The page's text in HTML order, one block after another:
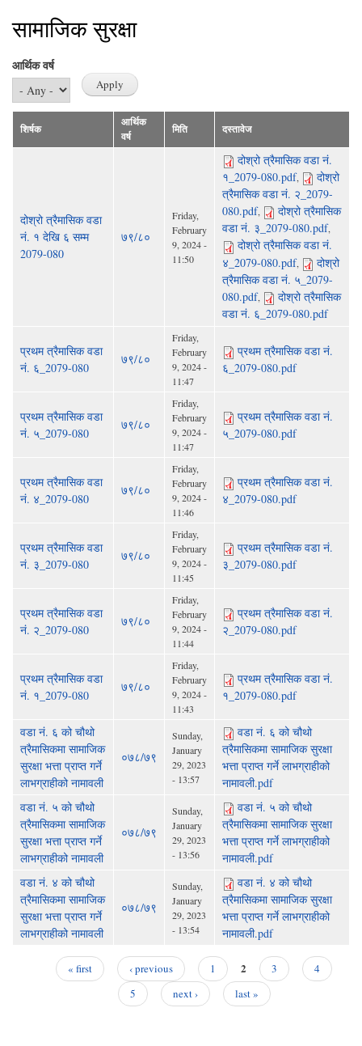
सामाजिक सुरक्षा
आर्थिक वर्ष
शिर्षक
आर्थिक
वर्ष
मिति दस्तावेज
दोश्रो त्रैमासिक वडा
नं. १ देखि ६ सम्म
2079-080
७९/८०
Friday,
February
9, 2024 -
11:50
दोश्रो त्रैमासिक वडा नं.
१_2079-080.pdf,
दोश्रो
त्रैमासिक वडा नं. २_2079-
080.pdf,
दोश्रो त्रैमासिक
वडा नं. ३_2079-080.pdf,
दोश्रो त्रैमासिक वडा नं.
४_2079-080.pdf,
दोश्रो
त्रैमासिक वडा नं. ५_2079-
080.pdf,
दोश्रो त्रैमासिक
वडा नं. ६_2079-080.pdf
प्रथम त्रैमासिक वडा
नं. ६_2079-080
७९/८०
Friday,
February
9, 2024 -
11:47
प्रथम त्रैमासिक वडा नं.
६_2079-080.pdf
प्रथम त्रैमासिक वडा
नं. ५_2079-080
७९/८०
Friday,
February
9, 2024 -
11:47
प्रथम त्रैमासिक वडा नं.
५_2079-080.pdf
प्रथम त्रैमासिक वडा
नं. ४_2079-080
७९/८०
Friday,
February
9, 2024 -
11:46
प्रथम त्रैमासिक वडा नं.
४_2079-080.pdf
प्रथम त्रैमासिक वडा
नं. ३_2079-080
७९/८०
Friday,
February
9, 2024 -
11:45
प्रथम त्रैमासिक वडा नं.
३_2079-080.pdf
प्रथम त्रैमासिक वडा
नं. २_2079-080
७९/८०
Friday,
February
9, 2024 -
11:44
प्रथम त्रैमासिक वडा नं.
२_2079-080.pdf
प्रथम त्रैमासिक वडा
नं. १_2079-080
७९/८०
Friday,
February
9, 2024 -
11:43
प्रथम त्रैमासिक वडा नं.
१_2079-080.pdf
वडा नं. ६ को चौथो
त्रैमासिकमा सामाजिक
सुरक्षा भत्ता प्राप्त गर्ने
लाभग्राहीको नामावली
०७८/७९
Sunday,
January
29, 2023
- 13:57
वडा नं. ६ को चौथो
त्रैमासिकमा सामाजिक सुरक्षा
भत्ता प्राप्त गर्ने लाभग्राहीको
नामावली.pdf
वडा नं. ५ को चौथो
त्रैमासिकमा सामाजिक
सुरक्षा भत्ता प्राप्त गर्ने
लाभग्राहीको नामावली
०७८/७९
Sunday,
January
29, 2023
- 13:56
वडा नं. ५ को चौथो
त्रैमासिकमा सामाजिक सुरक्षा
भत्ता प्राप्त गर्ने लाभग्राहीको
नामावली.pdf
वडा नं. ४ को चौथो
त्रैमासिकमा सामाजिक
सुरक्षा भत्ता प्राप्त गर्ने
लाभग्राहीको नामावली
०७८/७९
Sunday,
January
29, 2023
- 13:54
वडा नं. ४ को चौथो
त्रैमासिकमा सामाजिक सुरक्षा
भत्ता प्राप्त गर्ने लाभग्राहीको
नामावली.pdf
« first ‹ previous 1 2 3
4
5
next › last »